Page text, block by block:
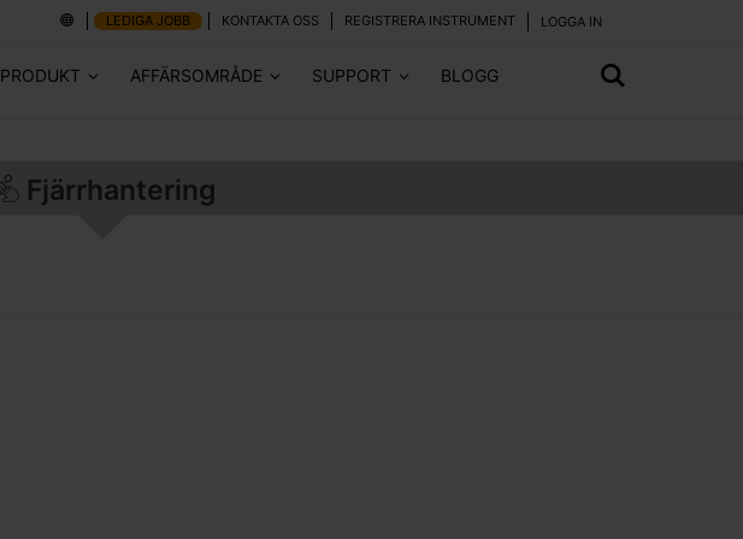
LEDIGA JOBB KONTAKTA OSS REGISTRERA INSTRUMENT LOGGA IN
PRODUKT AFFÄRSOMRÅDE SUPPORT BLOGG
Fjärrhantering